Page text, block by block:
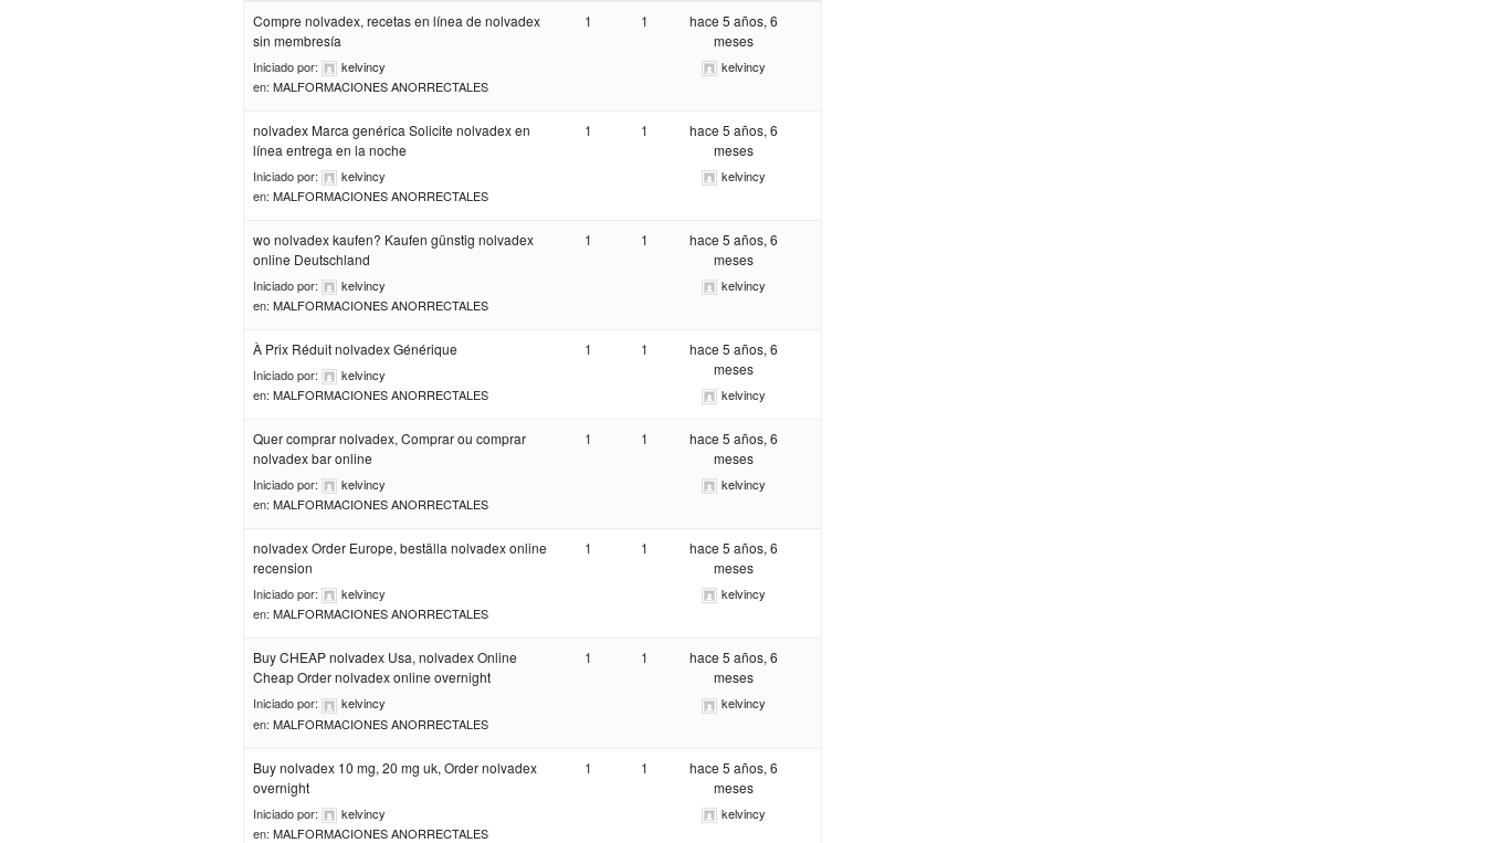
Compre nolvadex, recetas en línea de nolvadex
sin membresía
Iniciado por:
kelvincy
en: MALFORMACIONES ANORRECTALES
1 1
hace 5 años, 6
meses
kelvincy
nolvadex Marca genérica Solicite nolvadex en
línea entrega en la noche
Iniciado por:
kelvincy
en: MALFORMACIONES ANORRECTALES
1 1
hace 5 años, 6
meses
kelvincy
wo nolvadex kaufen? Kaufen günstig nolvadex
online Deutschland
Iniciado por:
kelvincy
en: MALFORMACIONES ANORRECTALES
1 1
hace 5 años, 6
meses
kelvincy
À Prix Réduit nolvadex Générique
Iniciado por:
kelvincy
en: MALFORMACIONES ANORRECTALES
1 1
hace 5 años, 6
meses
kelvincy
Quer comprar nolvadex, Comprar ou comprar
nolvadex bar online
Iniciado por:
kelvincy
en: MALFORMACIONES ANORRECTALES
1 1
hace 5 años, 6
meses
kelvincy
nolvadex Order Europe, beställa nolvadex online
recension
Iniciado por:
kelvincy
en: MALFORMACIONES ANORRECTALES
1 1
hace 5 años, 6
meses
kelvincy
Buy CHEAP nolvadex Usa, nolvadex Online
Cheap Order nolvadex online overnight
Iniciado por:
kelvincy
en: MALFORMACIONES ANORRECTALES
1 1
hace 5 años, 6
meses
kelvincy
Buy nolvadex 10 mg, 20 mg uk, Order nolvadex
overnight
Iniciado por:
kelvincy
en: MALFORMACIONES ANORRECTALES
1 1
hace 5 años, 6
meses
kelvincy